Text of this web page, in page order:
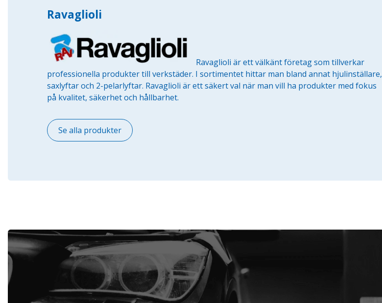
Privatperson
Ravaglioli
Ravaglioli är ett välkänt företag som tillverkar
professionella produkter till verkstäder. I sortimentet hittar man bland annat hjulinställare,
saxlyftar och 2-pelarlyftar. Ravaglioli är ett säkert val när man vill ha produkter med fokus
på kvalitet, säkerhet och hållbarhet.
Se alla produkter